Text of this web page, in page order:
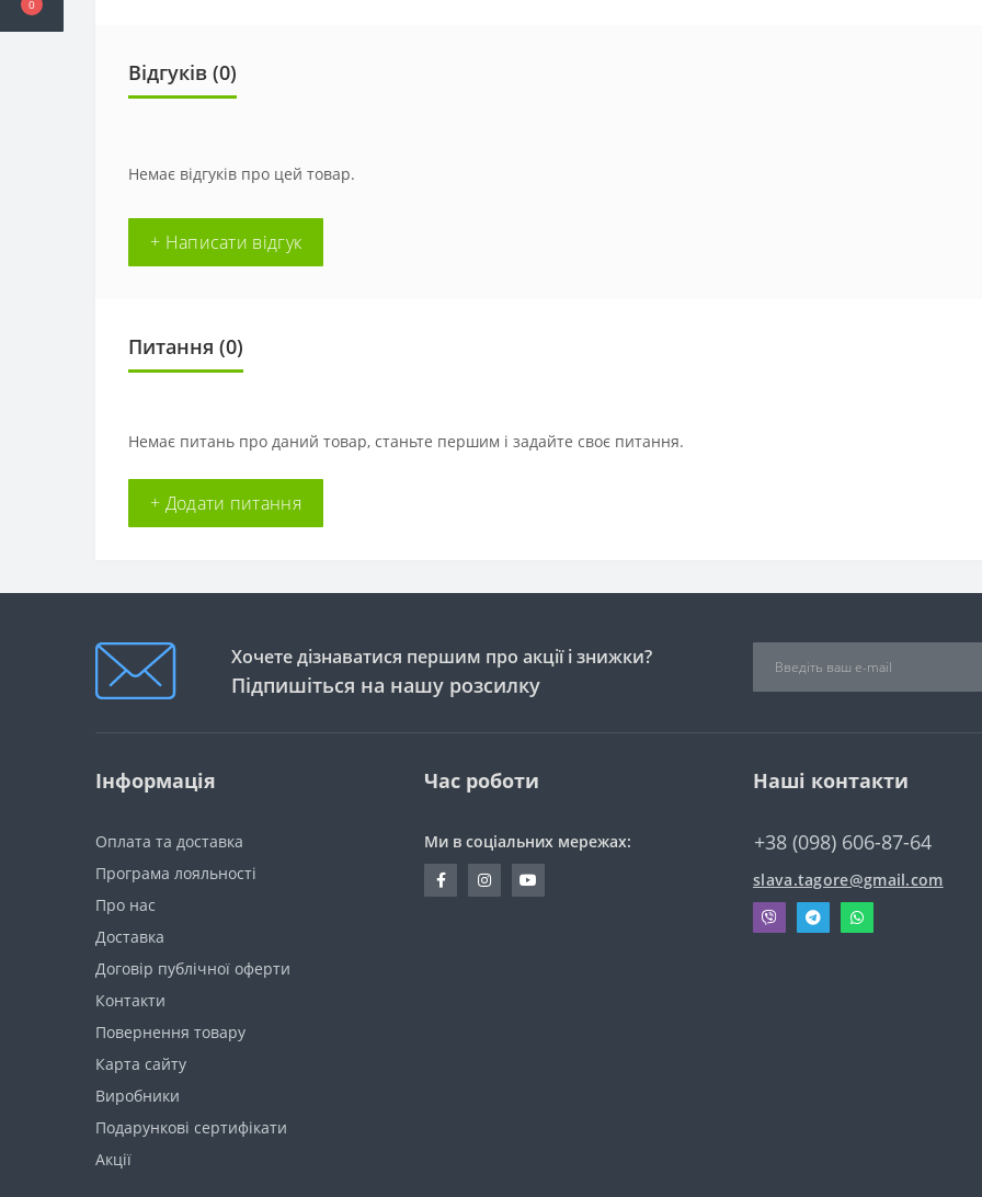
0
Відгуків (0)
Немає відгуків про цей товар.
+ Написати відгук
Питання (0)
Немає питань про даний товар, станьте першим і задайте своє питання.
+ Додати питання
Хочете дізнаватися першим про акції і знижки?
Підпишіться на нашу розсилку
Інформація
Оплата та доставка
Програма лояльності
Про нас
Доставка
Договір публічної оферти
Контакти
Повернення товару
Карта сайту
Виробники
Подарункові сертифікати
Акції
Час роботи
Ми в соціальних мережах:
Наші контакти
+38 (098) 606-87-64
slava.tagore@gmail.com